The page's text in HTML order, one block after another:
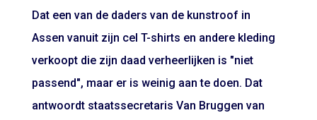
Dat een van de daders van de kunstroof in
Assen vanuit zijn cel T-shirts en andere kleding
verkoopt die zijn daad verheerlijken is "niet
passend", maar er is weinig aan te doen. Dat
antwoordt staatssecretaris Van Bruggen van